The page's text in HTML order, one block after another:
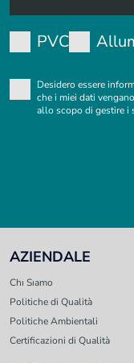
PVC
Desidero essere
che i miei dati
allo scopo di gestire i
AZIENDALE
Chı Sıamo
Politiche di Qualità
Politiche Ambientali
Certificazioni di Qualità